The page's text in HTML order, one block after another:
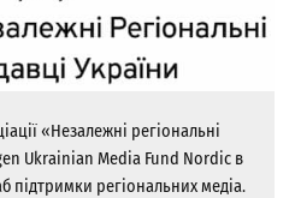
«Незалежні регіональні
Ukrainian Media Fund Nordic в
підтримки регіональних медіа.